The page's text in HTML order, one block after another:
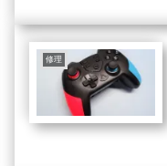
修理